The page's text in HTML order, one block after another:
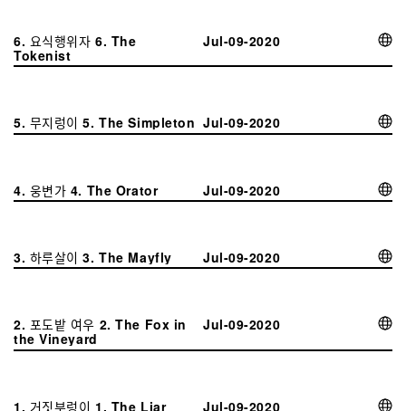
6. 요식행위자 6. The
Tokenist
Jul-09-2020
5. 무지렁이 5. The Simpleton Jul-09-2020
4. 웅변가 4. The Orator Jul-09-2020
3. 하루살이 3. The Mayfly Jul-09-2020
2. 포도밭 여우 2. The Fox in
the Vineyard
Jul-09-2020
1. 거짓부렁이 1. The Liar Jul-09-2020